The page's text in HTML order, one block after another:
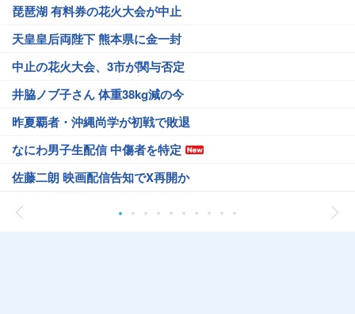
琵琶湖 有料券の花火大会が中止
天皇皇后両陛下 熊本県に金一封
中止の花火大会、3市が関与否定
井脇ノブ子さん 体重38kg減の今
昨夏覇者・沖縄尚学が初戦で敗退
なにわ男子生配信 中傷者を特定
佐藤二朗 映画配信告知でX再開か